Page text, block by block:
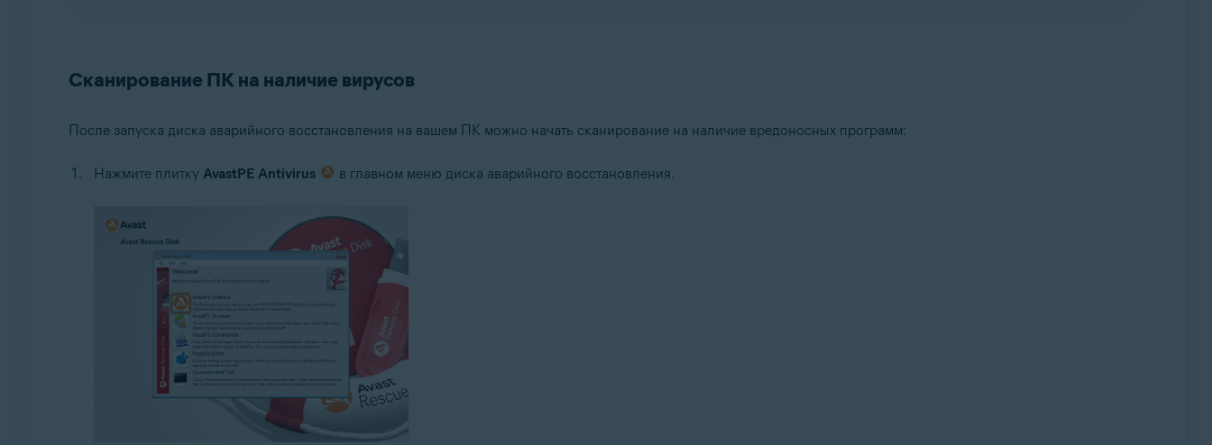
Сканирование ПК на наличие вирусов
После запуска диска аварийного восстановления на вашем ПК можно начать сканирование на наличие вредоносных программ:
Нажмите плитку AvastPE Antivirus в главном меню диска аварийного восстановления.